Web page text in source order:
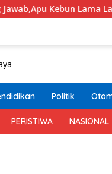
Lancarkan Operasi
Politik
PERISTIWA NASIONAL